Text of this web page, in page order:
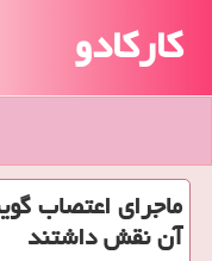
کارکادو
ماجرای اعتصاب
آن نقش داشتند